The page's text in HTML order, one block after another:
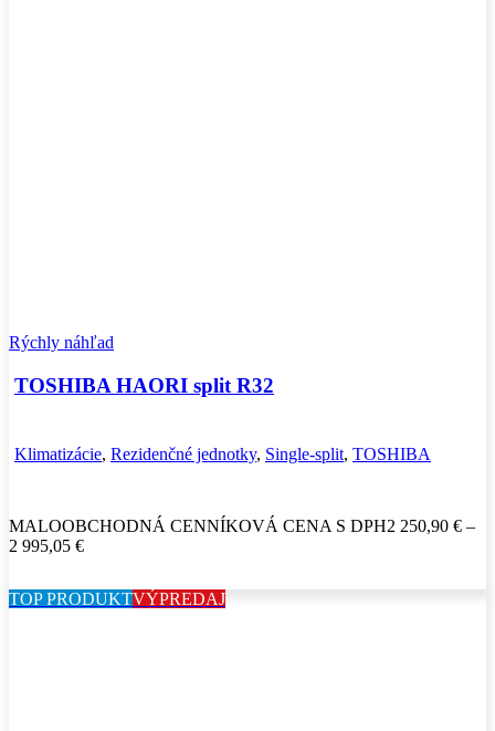
Rýchly náhľad
TOSHIBA HAORI split R32
Klimatizácie, Rezidenčné jednotky, Single-split, TOSHIBA
MALOOBCHODNÁ CENNÍKOVÁ CENA S DPH2 250,90 € –
2 995,05 €Price
250,90 €
TOP PRODUKTVÝPREDAJ